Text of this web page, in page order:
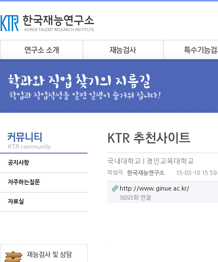
공지사항
자주하는질문
자료실
국내대학교 | 경인교육대학교
작성자 한국재능연구소 15-03-18 15:59
http://www.ginue.ac.kr/
9893회 연결